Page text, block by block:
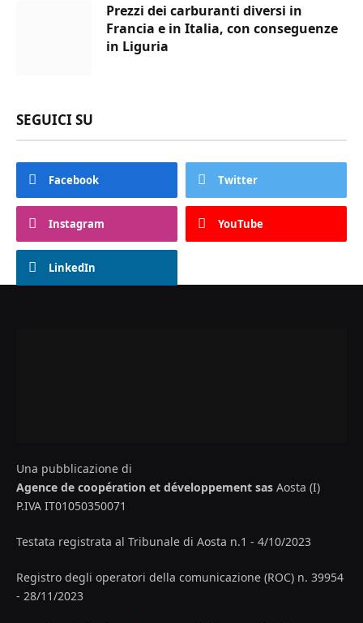
Prezzi dei carburanti diversi in
Francia e in Italia, con conseguenze
in Liguria
SEGUICI SU
Facebook Twitter
Instagram YouTube
LinkedIn
Una pubblicazione di
Agence de coopération et développement sas Aosta (I)
P.IVA IT01050350071
Testata registrata al Tribunale di Aosta n.1 - 4/10/2023
Registro degli operatori della comunicazione (ROC) n. 39954
- 28/11/2023